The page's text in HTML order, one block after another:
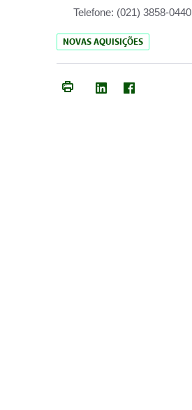
Telefone: (021) 3858-0440
NOVAS AQUISIÇÕES